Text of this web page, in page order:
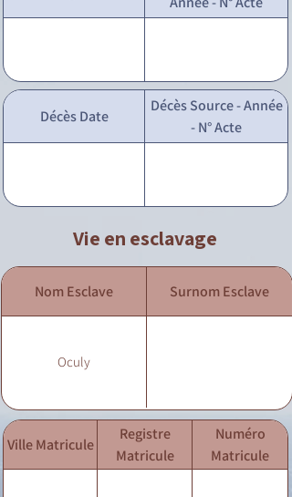
Décès Date
Décès Source - Année
- N° Acte
Vie en esclavage
Nom Esclave Surnom Esclave
Oculy
Ville Matricule
Registre
Matricule
Numéro
Matricule